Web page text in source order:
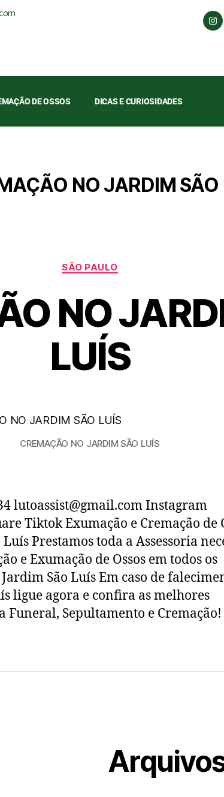
DE OSSOS DICAS E CURIOSIDADES
NO JARDIM SÃO
SÃO PAULO
NO
LUÍS
CREMAÇÃO NO JARDIM SÃO LUÍS
lutoassist@gmail.com Instagram
Tiktok Exumação e Cremação de
Prestamos toda a Assessoria
e Exumação de Ossos em todos os
São Luís Em caso de
ligue agora e confira as melhores
Funeral, Sepultamento e